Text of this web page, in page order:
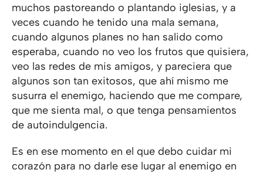
muchos pastoreando o plantando iglesias, y a
veces cuando he tenido una mala semana,
cuando algunos planes no han salido como
esperaba, cuando no veo los frutos que quisiera,
veo las redes de mis amigos, y pareciera que
algunos son tan exitosos, que ahí mismo me
susurra el enemigo, haciendo que me compare,
que me sienta mal, o que tenga pensamientos
de autoindulgencia.
Es en ese momento en el que debo cuidar mi
corazón para no darle ese lugar al enemigo en